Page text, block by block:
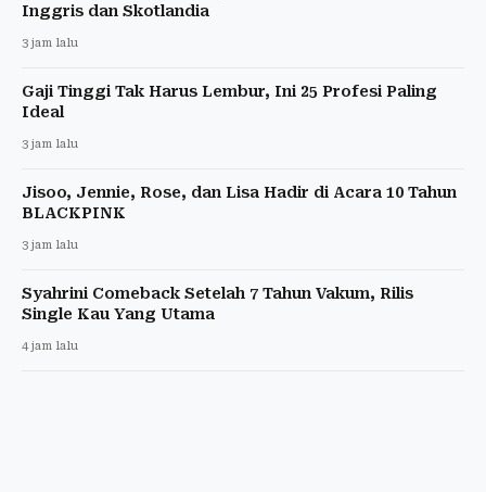
Inggris dan Skotlandia
3 jam lalu
Gaji Tinggi Tak Harus Lembur, Ini 25 Profesi Paling
Ideal
3 jam lalu
Jisoo, Jennie, Rose, dan Lisa Hadir di Acara 10 Tahun
BLACKPINK
3 jam lalu
Syahrini Comeback Setelah 7 Tahun Vakum, Rilis
Single Kau Yang Utama
4 jam lalu